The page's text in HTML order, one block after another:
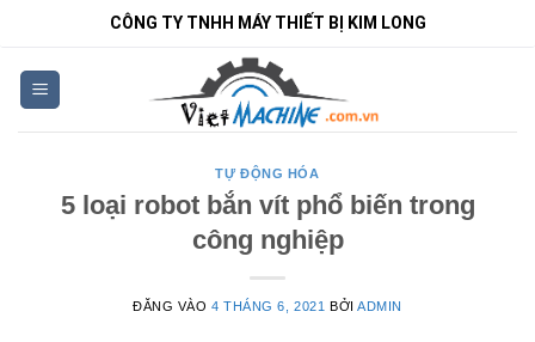
nội
dung
CÔNG TY TNHH MÁY THIẾT BỊ KIM LONG
TỰ ĐỘNG HÓA
5 loại robot bắn vít phổ biến trong
công nghiệp
ĐĂNG VÀO 4 THÁNG 6, 2021 BỞIADMIN